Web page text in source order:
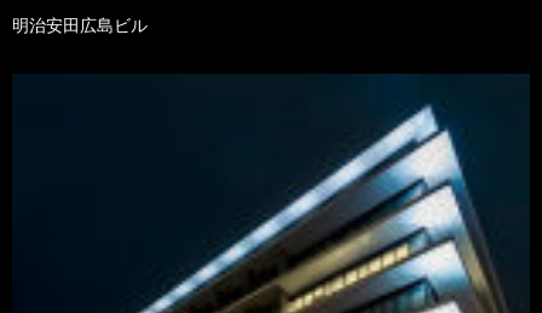
明治安田広島ビル